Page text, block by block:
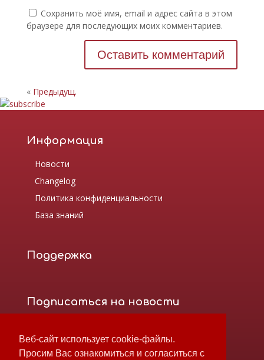
Веб-сайт использует cookie-файлы.
Просим Вас ознакомиться и согласиться с
Сохранить моё имя, email и адрес сайта в этом
браузере для последующих моих комментариев.
« Предыдущ.
Информация
Новости
Changelog
Политика конфиденциальности
База знаний
Поддержка
Подписаться на новости